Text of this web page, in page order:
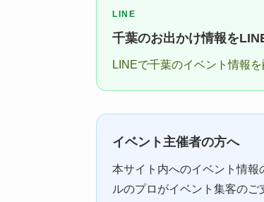
LINE
千葉のお出かけ情報を
LINEで千葉のイベント情報を
イベント主催者の方へ
本サイト内へのイベント情報
ルのプロがイベント集客のご